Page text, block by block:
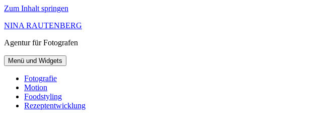
Zum Inhalt springen
NINA RAUTENBERG
Agenturfür Fotografen
Menü und Widgets
Fotografie
Motion
Foodstyling
Rezeptentwicklung